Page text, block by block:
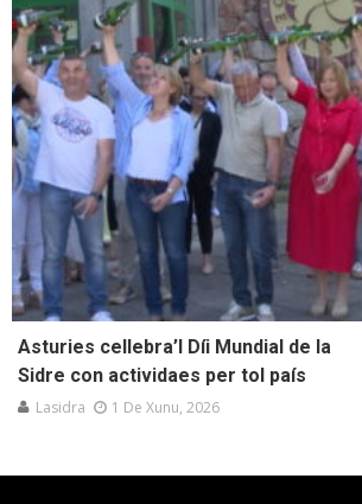
Asturies cellebra’l Díi Mundial de la
Sidre con actividaes per tol país
Lasidra 1 De Xunu, 2026